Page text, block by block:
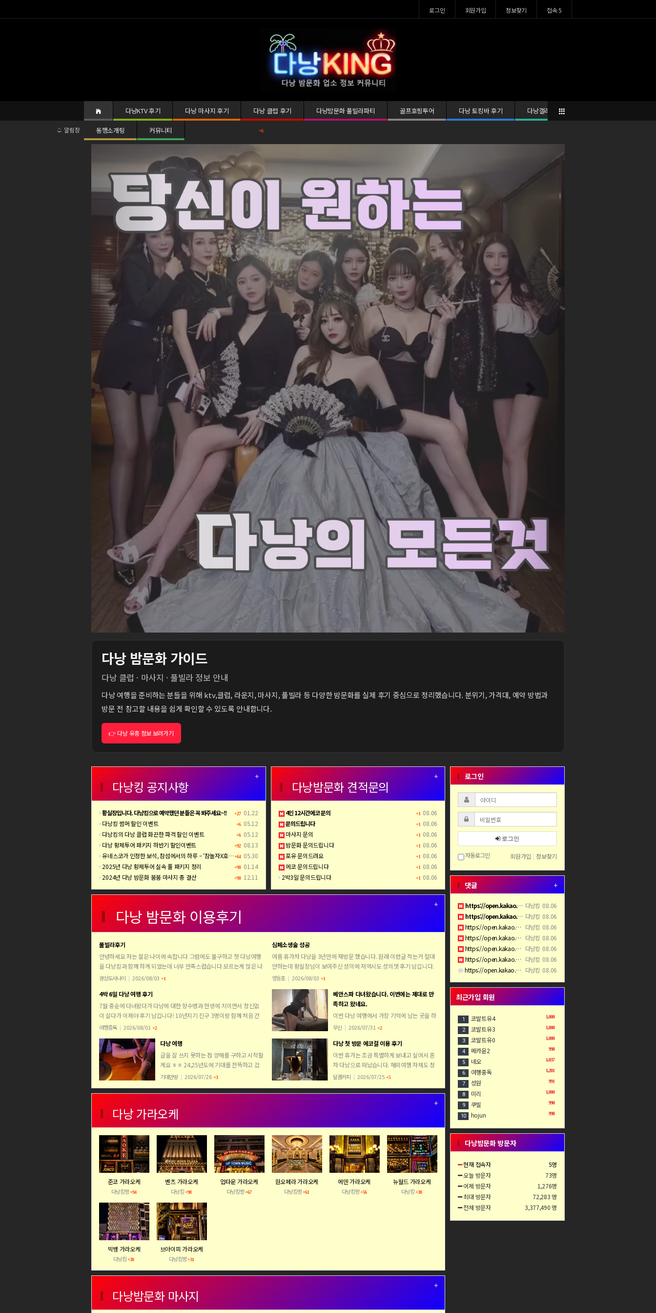
로그인 회원가입 정보찾기 접속 5
다낭KTV 후기 다낭 마사지 후기 다낭 클럽 후기 다낭밤문화 풀빌라파티 골프호핑투어 다낭 토킹바 후기 다낭갤러리
동행소개팅 커뮤니티
알림장 +6 +6
다낭킹의 다낭 클럽 화끈한 파격 할인 이벤트
Previous Next
다낭 밤문화 가이드
다낭 클럽 · 마사지 · 풀빌라 정보 안내
다낭 여행을 준비하는 분들을 위해 ktv,클럽, 라운지, 마사지, 풀빌라 등 다양한 밤문화를 실제 후기 중심으로 정리했습니다. 분위기, 가격대, 예약 방법과
방문 전 참고할 내용을 쉽게 확인할 수 있도록 안내합니다.
👉 다낭 유흥 정보 보러가기
+
다낭킹 공지사항
+27 01.22
황실장입니다. 다낭킹으로 예약했던 분들은 꼭 봐주세요~!!
+6 05.12
다낭킹 썸머 할인 이벤트
+6 05.12
다낭킹의 다낭 클럽 화끈한 파격 할인 이벤트
+92 08.13
다낭 황제투어 패키지 하반기 할인이벤트
+64 05.30
유네스코가 인정한 보석, 참섬에서의 하루 – ‘참놀자X호핑투어’ 완전정복
+90 01.14
2025년 다낭 황제투어 실속 풀 패키지 정리
+90 12.11
2024년 다낭 밤문화 붐붐 마사지 총 결산
+
다낭밤문화 견적문의
+1 08.06
4인 12시간에코 문의
+1 08.06
문의드립니다
+1 08.06
마사지 문의
+1 08.06
밤문화 문의드립니다
+1 08.06
포유 문의드려요
+1 08.06
에코 문의드립니다
+1 08.06
2박3일 문의드립니다
+
다낭 밤문화 이용후기
풀빌라후기
안녕하세요 저는 젊은 나이에 속합니다 그럼에도 불구하고 첫 다낭여행
을 다낭킹과 함께 하게 되었는데 너무 만족스럽습니다 모르는게 많은 나
머지 질문을 할 수 밖에 없는 상황이였는데 친절하게 모든 질문에 답을
경상도사나이 | 2026/08/03 +1
심폐소생술 성공
여름 휴가차 다낭을 3년만에 재방문 했습니다. 원래 이런글 적는거 절대
안하는데 황실장님이 보여주신 성의에 저역시도 성의껏 후기 남깁니다.
여행의 목적은 다 다르지만 다낭은 저희들에겐 골프 커피 맛집 가라오케
영등포 | 2026/08/03 +1
4박 6일 다낭 여행 후기
7월 중순에 다녀왔다가 다낭에 대한 향수병과 현생에 치이면서 정신없
이 살다가 이제야 후기 남깁니다! 10년지기 친구 3명이랑 함께 처음 간
해외여행이었어서 가기 전부터 긴장 반 설렘 반이었는데 결론적으로 4
여행중독 | 2026/08/01 +2
베안스파 다녀왔습니다. 이번에는 제대로 만
족하고 왔네요.
이번 다낭 여행에서 가장 기억에 남는 곳을 하
나 꼽으라면 저는 망설임 없이 베안스파를 이
째 방문이었습니다. 딱 두 달 전에도 한 번 다
녀왔는데 그때는 정보도 부족했고 그냥…
무신 | 2026/07/31 +2
다낭 여행
글을 잘 쓰지 못하는 점 양해를 구하고 시작할
게요 ㅎㅎ 24,25년도에 기대를 잔뜩하고 갔
었다가 성공적으로 돌아왔던 기대만땅입니다
다낭을 다녀왔습니다 급하게 일정을 잡은 …
기대만땅 | 2026/07/26 +3
다낭 첫 방문 에코걸 이용 후기
이번 휴가는 조금 특별하게 보내고 싶어서 혼
자 다낭으로 떠났습니다. 해외여행 자체도 정
말 오랜만이었고, 다낭은 이번이 처음이라 솔
었어요. 혼자 오는 여행이다 보니 자유로운
달콤커피 | 2026/07/25 +5
+
다낭 가라오케
준코 가라오케
다낭킹짱+94
벤츠 가라오케
다낭킹+98
업타운 가라오케
다낭킹짱+67
원오페라 가라오케
다낭킹짱+61
에덴 가라오케
다낭킹짱+56
뉴월드 가라오케
다낭킹+38
빅뱅 가라오케
다낭킹+38
브아이피 가라오케
다낭킹짱+31
+
다낭밤문화 마사지
로그인
로그인
자동로그인 회원가입 | 정보찾기
+
댓글
다낭킹 08.06
https://open.kakao.com/o/sMfN9PEi
다낭킹 08.06
https://open.kakao.com/o/sMfN9PEi
다낭킹 08.06
https://open.kakao.com/o/sMfN9PEi
다낭킹 08.06
https://open.kakao.com/o/sMfN9PEi
다낭킹 08.06
https://open.kakao.com/o/sMfN9PEi
다낭킹 08.06
https://open.kakao.com/o/sMfN9PEi
다낭킹 08.06
https://open.kakao.com/o/sMfN9PEi
최근가입 회원
1,000
1 코발트유4
1,000
2 코발트유3
1,000
3 코발트유0
998
4 메카윤2
1,037
5 네오
1,201
6 여행중독
991
7 성원
1,000
8 미리
998
9 쿠빌
998
10 hojun
다낭밤문화 방문자
현재 접속자
5명
오늘 방문자
73명
어제 방문자
1,276명
최대 방문자
72,283 명
전체 방문자
3,377,490 명